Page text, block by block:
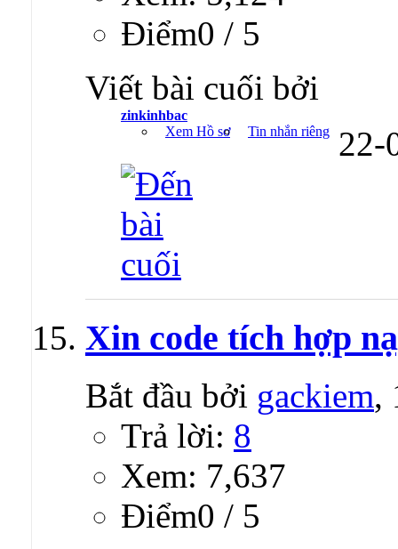
Ðiểm0 / 5
Viết bài cuối bởi
zinkinhbac
Xem Hồ sơ
Tin nhắn riêng 22-
Xin code tích hợp
Bắt đầu bởi gackiem,
Trả lời: 8
Xem: 7,637
Ðiểm0 / 5